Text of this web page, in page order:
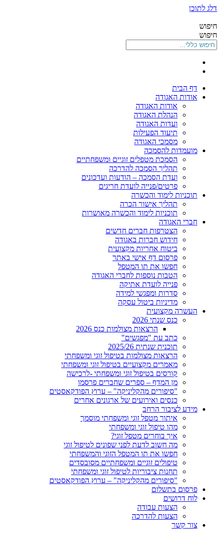
דלג לתוכן
חיפוש
חיפוש
דף הבית
אודות האגודה
אודות האגודה
הנהלת האגודה
ועדות האגודה
תיעוד הפעילות
מסמכי האגודה
מועמדות להסמכה
הסמכת מטפלים זוגיים ומשפחתיים
תהליך הסמכה להדרכה
ועדת הסמכה – הודעות ועדכונים
פרטים/פנייה לועדת חריגים
תוכניות לימוד והכשרה
תהליך אישור הכרה
תוכניות לימוד והכשרה מאושרות
חברי האגודה
הצטרפות חברים חדשים
חידוש חברות באגודה
ביטוח אחריות מקצועית
פרסום דף אישי באתר
חפשו את תו המטפל
הטבות נוספות לחברי האגודה
פנייה לועדת אתיקה
סדרות ומפגשי למידה
מדיניות ביטול עסקה
העשרה מקצועית
כנס שנתי 2026
הרצאות מצולמות כנס 2026
כתב עת "מפגשים"
תוכנית שנתית 2025/26
הרצאות מצולמות בטיפול זוגי ומשפחתי
מאמרים מקצועיים בטיפול זוגי ומשפחתי
קורסים בטיפול זוגי ומשפחתי -לרכישה
מן המדף – ספרים שחברים פרסמו
"סיפורים מהקליניקה" – ערוץ הפודקאסטים
כנסים ואירועים של ארגונים אחרים
מידע לציבור הרחב
איתור מטפל זוגי ומשפחתי מוסמך
מהו טיפול זוגי ומשפחתי
איך בוחרים מטפל זוגי?
מה חשוב לדעת לפני שפונים לטיפול זוגי
חפשו את תו המטפל הזוגי והמשפחתי
טיפולים זוגיים ומשפחתיים מסובסדים
תחנות ציבוריות לטיפול זוגי ומשפחתי
"סיפורים מהקליניקה" – ערוץ הפודקאסטים
פרסום בתשלום
לוח דרושים
הצעות עבודה
הצעות להדרכה
צור קשר